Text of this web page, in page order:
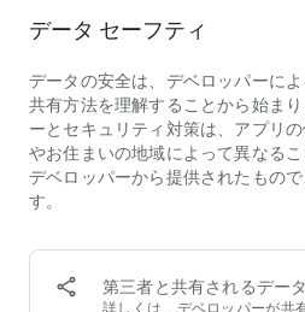
・自分好みの条件を保存して、お
・気になった賃貸マンション、賃貸
機能で管理したい
・「お気に入り」に登録した賃貸
まとめて問い合わせしたい
・新着のお部屋/不動産をすぐに検
リを使いたい
・お部屋探し/賃貸物件検索を細か
りの賃貸物件を探したい
・マンションやアパートを不動産
データ セーフティ
データの安全は、デベロッパーに
共有方法を理解することから始ま
ーとセキュリティ対策は、アプリ
やお住まいの地域によって異なる
デベロッパーから提供されたもの
す。
第三者と共有されるデー
詳しくは、 デベロッパーが共